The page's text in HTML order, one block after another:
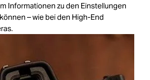
Informationen zu den Einstellungen
– wie bei den High-End